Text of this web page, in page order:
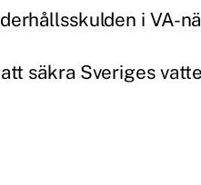
i VA-
säkra Sveriges